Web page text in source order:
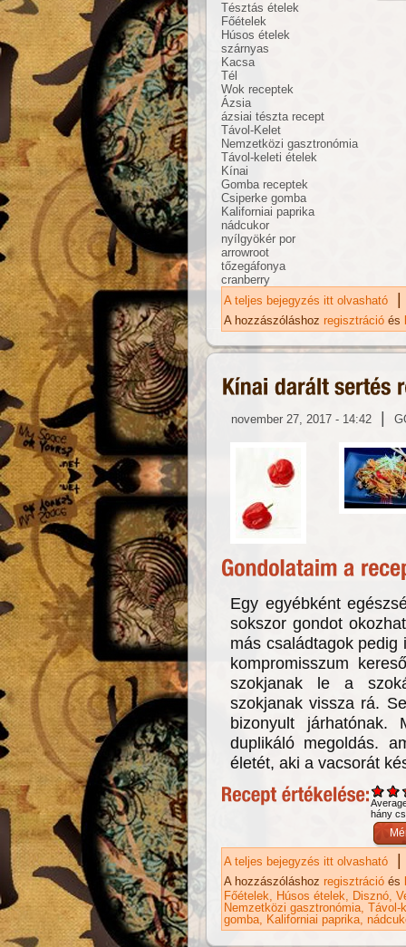
Tésztás ételek
Főételek
Húsos ételek
szárnyas
Kacsa
Tél
Wok receptek
Ázsia
ázsiai tészta recept
Távol-Kelet
Nemzetközi gasztronómia
Távol-keleti ételek
Kínai
Gomba receptek
Csiperke gomba
Kaliforniai paprika
nádcukor
nyílgyökér por
arrowroot
tőzegáfonya
cranberry
A teljes bejegyzés itt olvasható
|
A hozzászóláshoz regisztráció és
november 27, 2017 - 14:42 |
Egy egyébként
sokszor gondot
más családtagok
kompromisszum
szokjanak le a
szokjanak vissza rá.
bizonyult
duplikáló megoldás.
életét, aki a vacsorát
hány
A teljes bejegyzés itt olvasható |
A hozzászóláshoz regisztráció és
Főételek
Húsos ételek Disznó
Nemzetközi gasztronómia Távol-
gomba
Kaliforniai paprika